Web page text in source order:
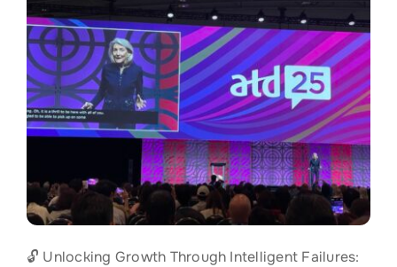
🔓 Unlocking Growth Through Intelligent Failures: